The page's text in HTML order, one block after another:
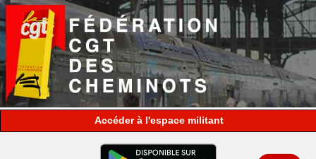
espace militant